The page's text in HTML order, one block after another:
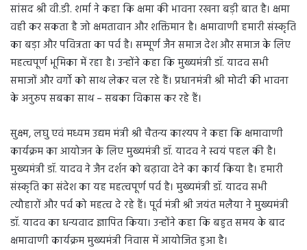
सांसद श्री वी.डी. शर्मा ने कहा कि क्षमा की भावना रखना बड़ी बात है। क्षमा
वही कर सकता है जो क्षमतावान और शक्तिमान है। क्षमावाणी हमारी संस्कृति
का बड़ा और पवित्रता का पर्व है। सम्पूर्ण जैन समाज देश और समाज के लिए
महत्वपूर्ण भूमिका में रहा है। उन्होंने कहा कि मुख्यमंत्री डॉ. यादव सभी
समाजों और वर्गो को साथ लेकर चल रहे हैं। प्रधानमंत्री श्री मोदी की भावना
के अनुरुप सबका साथ – सबका विकास कर रहे हैं।
सुक्ष्म, लघु एवं मध्यम उद्यम मंत्री श्री चैतन्य काश्यप ने कहा कि क्षमावाणी
कार्यक्रम का आयोजन के लिए मुख्यमंत्री डॉ. यादव ने स्वयं पहल की है।
मुख्यमंत्री डॉ. यादव ने जैन दर्शन को बढ़ावा देने का कार्य किया है। हमारी
संस्कृति का संदेश का यह महत्वपूर्ण पर्व है। मुख्यमंत्री डॉ. यादव सभी
त्यौहारों और पर्व को महत्व दे रहे हैं। पूर्व मंत्री श्री जयंत मलैया ने मुख्यमंत्री
डॉ. यादव का धन्यवाद ज्ञापित किया। उन्होंने कहा कि बहुत समय के बाद
क्षमावाणी कार्यक्रम मुख्यमंत्री निवास में आयोजित हुआ है।